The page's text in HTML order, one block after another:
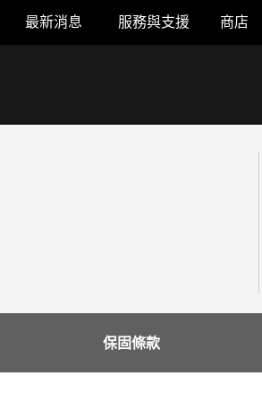
最新消息 服務與支援 商店
保固條款